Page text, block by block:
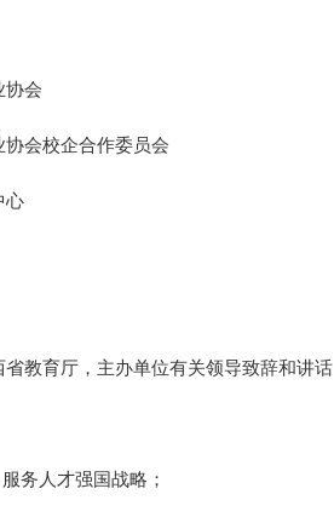
协会
会校企合作委员会
心
教育厅，主办单位有关领导致辞和讲话
务人才强国战略；